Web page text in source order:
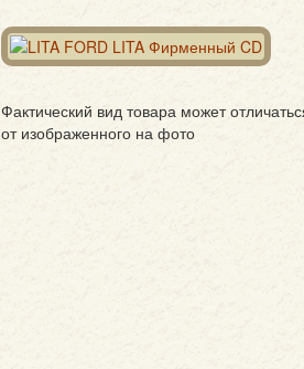
Фактический вид товара может
от изображенного на фото